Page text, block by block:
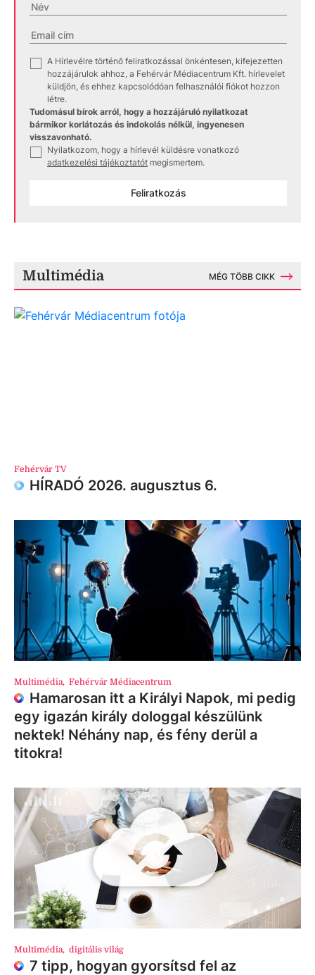
A Hírlevélre történő feliratkozással önkéntesen, kifejezetten
hozzájárulok ahhoz, a Fehérvár Médiacentrum Kft. hírlevelet
küldjön, és ehhez kapcsolódóan felhasználói fiókot hozzon
létre.
Tudomásul bírok arról, hogy a hozzájáruló nyilatkozat
bármikor korlátozás és indokolás nélkül, ingyenesen
visszavonható.
Nyilatkozom, hogy a hírlevél küldésre vonatkozó
adatkezelési tájékoztatót megismertem.
Feliratkozás
Multimédia MÉG TÖBB CIKK
Fehérvár TV
HÍRADÓ 2026. augusztus 6.
Multimédia, Fehérvár Médiacentrum
Hamarosan itt a Királyi Napok, mi pedig
egy igazán király dologgal készülünk
nektek! Néhány nap, és fény derül a
titokra!
Multimédia, digitális világ
7 tipp, hogyan gyorsítsd fel az